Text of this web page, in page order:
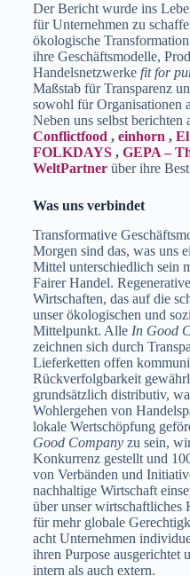
Der Bericht wurde ins
für Unternehmen zu
ökologische
ihre Geschäftsmodelle,
Handelsnetzwerke fit for
Maßstab für Transparenz
sowohl für Organisationen
Neben uns selbst
Conflictfood , einhorn ,
FOLKDAYS, GEPA –
WeltPartnerüber ihre Best
Was uns verbindet
Transformative
Morgen sind das, was uns
Mittel unterschiedlich sein
Fairer Handel.
Wirtschaften, das auf die
unser ökologischen und
Mittelpunkt. Alle In Good
zeichnen sich durch
Lieferketten offen
Rückverfolgbarkeit
grundsätzlich distributiv,
Wohlergehen von
lokale Wertschöpfung
Good Companyzu sein,
Konkurrenz gestellt und
von Verbänden und
nachhaltige Wirtschaft
über unser wirtschaftliches
für mehr globale
acht Unternehmen
ihren Purpose ausgerichtet
intern als auch extern.